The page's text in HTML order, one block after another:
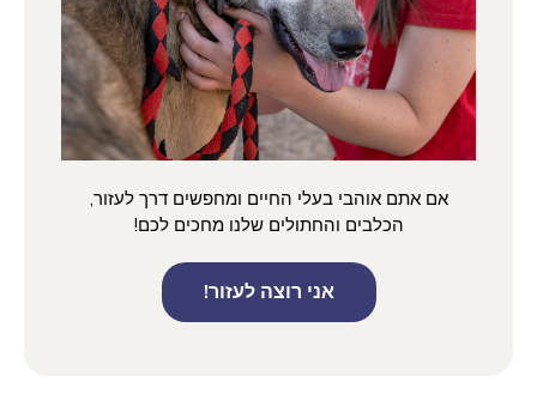
אם אתם אוהבי בעלי החיים ומחפשים דרך לעזור,
הכלבים והחתולים שלנו מחכים לכם!
אני רוצה לעזור!